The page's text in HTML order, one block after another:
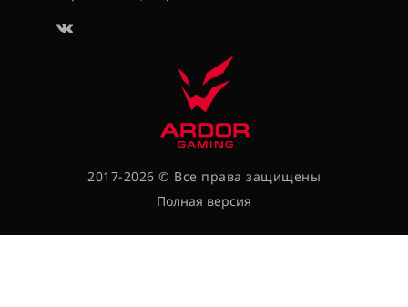
2017-2026 © Все права защищены
Полная версия